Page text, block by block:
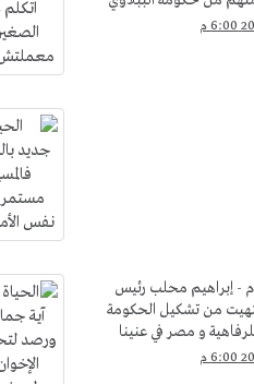
- إبراهيم محلب رئيس
من تشكيل الحكومة
و مصر في عنينا